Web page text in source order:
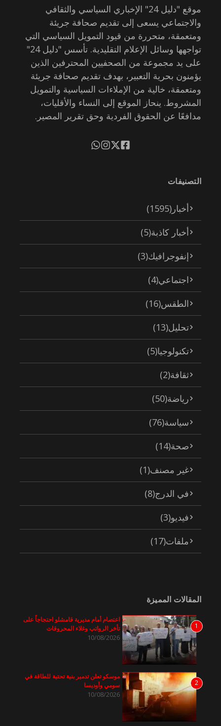
موقع "دليل 24" الإخباري السياسي والثقافي
والاجتماعي يسعى إلى تقديم صحافة جريئة
ومتعمقة، متحررة من قيود التمويل السياسي التي
تواجهها وسائل الإعلام التقليدية. تأسس "دليل 24"
على يد مجموعة من الصحفيين المحترفين الذين
يؤمنون بحرية التعبير، بهدف تقديم صحافة جريئة
ومتعمقة، خالية من الإملاءات السياسية والتمويل
المشروط. ينحاز الموقع إلى النساء والأقليات،
مدافعًا عن الحقوق الفردية وحق تقرير المصير.
التصنيفات
أخبار (1595)
أخبار كاذبة(5)
إنفوجرافيك(3)
اجتماعي(4)
الطقس(16)
تحليل(13)
تكنولوجيا(5)
ثقافة(2)
رياضة(50)
سياسة(76)
صحة(14)
غير مصنف(1)
في الدرج(8)
فيديو(3)
ملفات(17)
المقالات المميزة
1
اعتصام أمام مديرية قامشلو احتجاجاً على
تأخر الرواتب وغلاء المحروقات
10/08/2026
2
موسكو تعلن تدمير بنية تحتية للطاقة في
سومي وأوديسا
10/08/2026